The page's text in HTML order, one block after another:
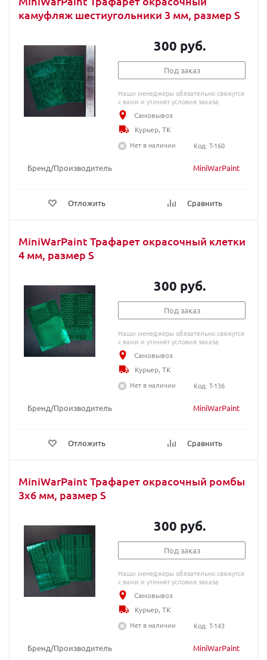
камуфляж шестиугольники 3 мм, размер S
Бренд/Производитель MiniWarPaint
Отложить Сравнить
300 руб.
Под заказ
Наши менеджеры обязательно свяжутся
с вами и уточнят условия заказа
Самовывоз
Курьер, ТК
Нет в наличии
Код: T-160
MiniWarPaint Трафарет окрасочный клетки
4 мм, размер S
Бренд/Производитель MiniWarPaint
Отложить Сравнить
300 руб.
Под заказ
Наши менеджеры обязательно свяжутся
с вами и уточнят условия заказа
Самовывоз
Курьер, ТК
Нет в наличии
Код: T-136
MiniWarPaint Трафарет окрасочный ромбы
3х6 мм, размер S
Бренд/Производитель MiniWarPaint
300 руб.
Под заказ
Наши менеджеры обязательно свяжутся
с вами и уточнят условия заказа
Самовывоз
Курьер, ТК
Нет в наличии
Код: T-143